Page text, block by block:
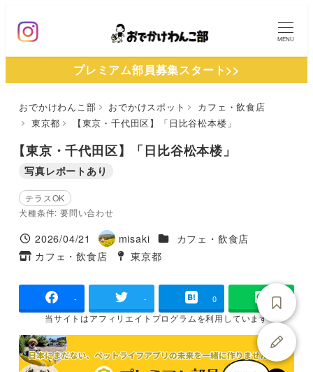
ン
MENU
プレミアム部員募集スタート>>
おでかけわんこ部 おでかけスポット
カフェ・飲食店
東京都
【東京・千代田区】「日比谷松本楼」
【東京・千代田区】「日比谷松本楼」
写真レポートあり
テラスOK
犬種条件: 要問い合わせ
投稿日
2026/04/21
著
者
misaki 施設ジャンル
カフェ・飲食店
タグ
カフェ・飲食店
タグ
東京都
- - 0
当サイトはアフィリエイトプログラムを利用しています